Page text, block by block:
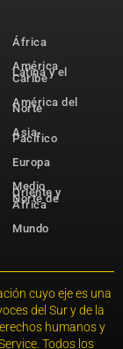
África
América
Latina y el
Caribe
América del
Norte
Asia-
Pacífico
Europa
Medio
Oriente y
Norte de
África
Mundo
cuyo eje es una
del Sur y de la
humanos y
Todos los